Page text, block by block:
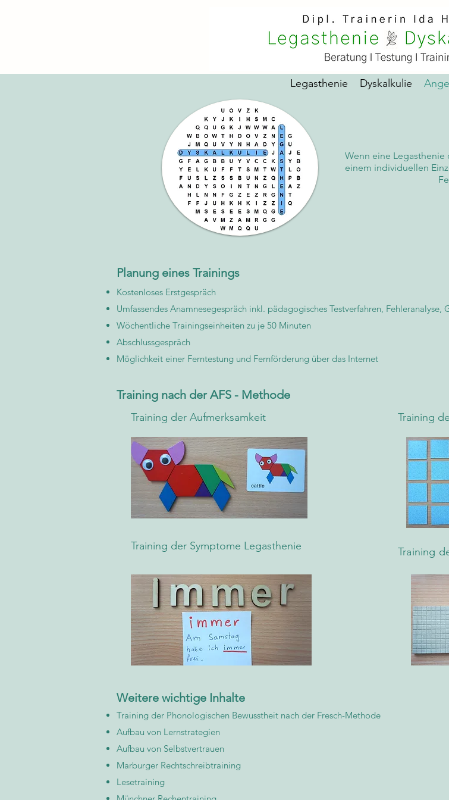
Legasthenie Dyskalkulie
Wenn eine
einem individuellen
Planung ​eines Trainings
Kostenloses Erstgespräch
Umfassendes Anamnesegespräch inkl. pädagogisches Testverfahren,
Wöchentliche Trainingseinheiten zu je 50 Minuten
Abschlussgespräch
Möglichkeit einer Ferntestung und Fernförderung über das Internet
Training nach der AFS - Methode
Weitere wichtige Inhalte
Training der Phonologischen Bewusstheit nach der Fresch-Methode
Aufbau von Lernstrategien
Aufbau von Selbstvertrauen
Marburger Rechtschreibtraining
Lesetraining
Training
Training
Training der Symptome Legasthenie
Training der Aufmerksamkeit